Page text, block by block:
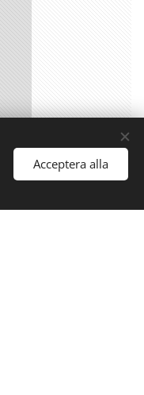
Acceptera alla